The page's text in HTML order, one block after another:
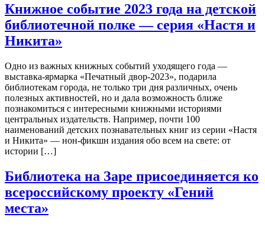
Книжное событие 2023 года на детской
библиотечной полке — серия «Настя и
Никита»
Одно из важных книжных событий уходящего года —
выставка-ярмарка «Печатный двор-2023», подарила
библиотекам города, не только три дня различных, очень
полезных активностей, но и дала возможность ближе
познакомиться с интересными книжными историями
центральных издательств. Например, почти 100
наименований детских познавательных книг из серии «Настя
и Никита» — нон-фикшн издания обо всем на свете: от
истории […]
Библиотека на Заре присоединяется ко
всероссийскому проекту «Гений
места»